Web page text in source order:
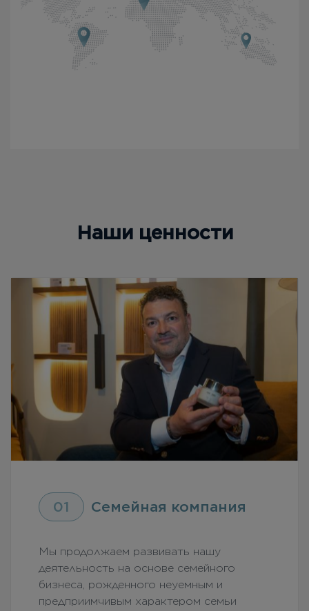
Наши ценности
01 Семейная компания
Мы продолжаем развивать нашу
деятельность на основе семейного
бизнеса, рожденного неуемным и
предприимчивым характером семьи